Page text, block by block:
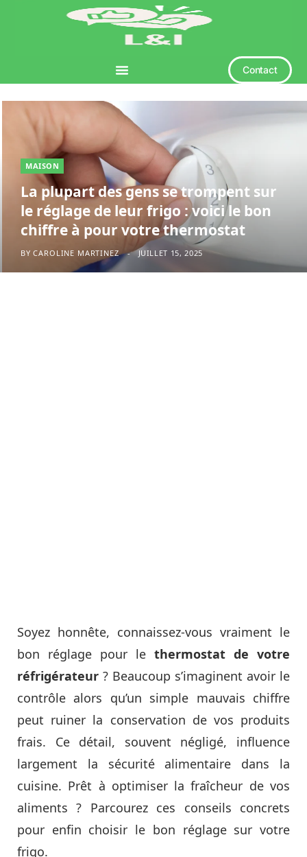
Contact
MAISON
La plupart des gens se trompent sur
le réglage de leur frigo : voici le bon
chiffre à pour votre thermostat
BY CAROLINE MARTINEZ JUILLET 15, 2025
Soyez honnête, connaissez-vous vraiment le
bon réglage pour le thermostat de votre
réfrigérateur ? Beaucoup s’imaginent avoir le
contrôle alors qu’un simple mauvais chiffre
peut ruiner la conservation de vos produits
frais. Ce détail, souvent négligé, influence
largement la sécurité alimentaire dans la
cuisine. Prêt à optimiser la fraîcheur de vos
aliments ? Parcourez ces conseils concrets
pour enfin choisir le bon réglage sur votre
frigo.